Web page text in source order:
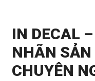
IN DECAL
NHÃN SẢN
CHUYÊN